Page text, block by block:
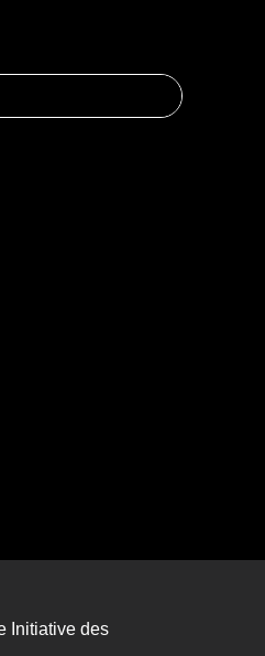
Initiative des